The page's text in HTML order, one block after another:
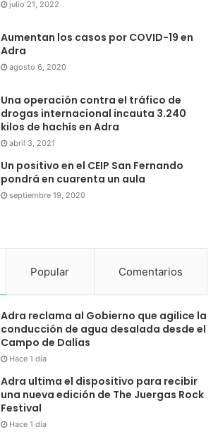
julio 21, 2022
Aumentan los casos por COVID-19 en
Adra
agosto 6, 2020
Una operación contra el tráfico de
drogas internacional incauta 3.240
kilos de hachís en Adra
abril 3, 2021
Un positivo en el CEIP San Fernando
pondrá en cuarenta un aula
septiembre 19, 2020
Popular Comentarios
Adra reclama al Gobierno que agilice la
conducción de agua desalada desde el
Campo de Dalías
Hace 1 día
Adra ultima el dispositivo para recibir
una nueva edición de The Juergas Rock
Festival
Hace 1 día